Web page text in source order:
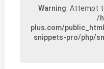
Warning: Attempt
/
plus.com/
snippets-pro/php/